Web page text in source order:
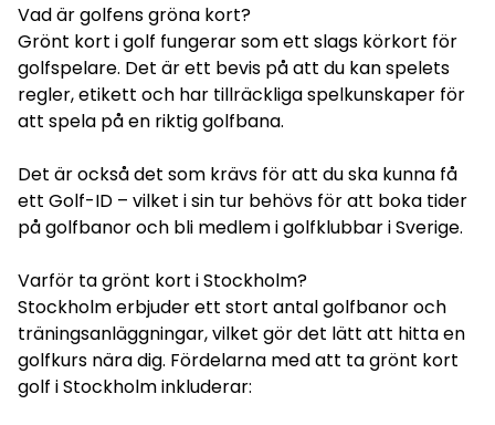
Vad är golfens gröna kort?
Grönt kort i golf fungerar som ett slags körkort för
golfspelare. Det är ett bevis på att du kan spelets
regler, etikett och har tillräckliga spelkunskaper för
att spela på en riktig golfbana.
Det är också det som krävs för att du ska kunna få
ett Golf-ID – vilket i sin tur behövs för att boka tider
på golfbanor och bli medlem i golfklubbar i Sverige.
Varför ta grönt kort i Stockholm?
Stockholm erbjuder ett stort antal golfbanor och
träningsanläggningar, vilket gör det lätt att hitta en
golfkurs nära dig. Fördelarna med att ta grönt kort
golf i Stockholm inkluderar: